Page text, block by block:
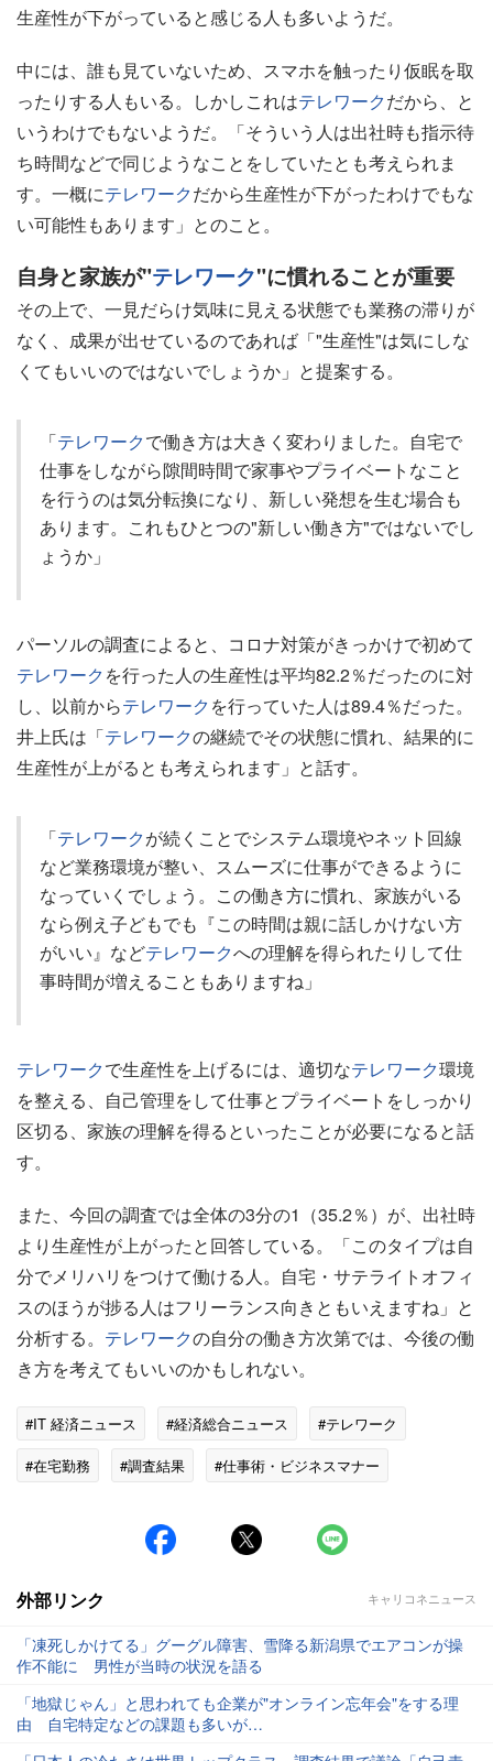
生産性が下がっていると感じる人も多いようだ。
中には、誰も見ていないため、スマホを触ったり仮眠を取
ったりする人もいる。しかしこれはテレワークだから、と
いうわけでもないようだ。「そういう人は出社時も指示待
ち時間などで同じようなことをしていたとも考えられま
す。一概にテレワークだから生産性が下がったわけでもな
い可能性もあります」とのこと。
自身と家族が"テレワーク"に慣れることが重要
その上で、一見だらけ気味に見える状態でも業務の滞りが
なく、成果が出せているのであれば「"生産性"は気にしな
くてもいいのではないでしょうか」と提案する。
「テレワークで働き方は大きく変わりました。自宅で
仕事をしながら隙間時間で家事やプライベートなこと
を行うのは気分転換になり、新しい発想を生む場合も
あります。これもひとつの"新しい働き方"ではないでし
ょうか」
パーソルの調査によると、コロナ対策がきっかけで初めて
テレワーク を行った人の生産性は平均82.2％だったのに対
し、以前からテレワーク を行っていた人は89.4％だった。
井上氏は「テレワークの継続でその状態に慣れ、結果的に
生産性が上がるとも考えられます」と話す。
「テレワークが続くことでシステム環境やネット回線
など業務環境が整い、スムーズに仕事ができるように
なっていくでしょう。この働き方に慣れ、家族がいる
なら例え子どもでも『この時間は親に話しかけない方
がいい』などテレワークへの理解を得られたりして仕
事時間が増えることもありますね」
テレワークで生産性を上げるには、適切なテレワーク環境
を整える、自己管理をして仕事とプライベートをしっかり
区切る、家族の理解を得るといったことが必要になると話
す。
また、今回の調査では全体の3分の1（35.2％）が、出社時
より生産性が上がったと回答している。「このタイプは自
分でメリハリをつけて働ける人。自宅・サテライトオフィ
スのほうが捗る人はフリーランス向きともいえますね」と
分析する。 テレワークの自分の働き方次第では、今後の働
き方を考えてもいいのかもしれない。
#IT 経済ニュース #経済総合ニュース
#テレワーク
#在宅勤務
#調査結果 #仕事術・ビジネスマナー
外部リンク キャリコネニュース
「凍死しかけてる」グーグル障害、雪降る新潟県でエアコンが操
作不能に 男性が当時の状況を語る
「地獄じゃん」と思われても企業が"オンライン忘年会"をする理
由 自宅特定などの課題も多いが…